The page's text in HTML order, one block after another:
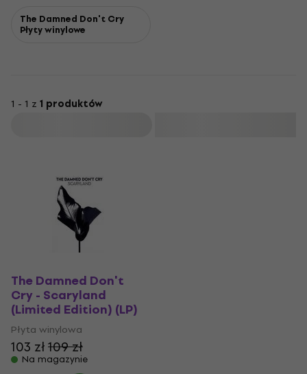
The Damned Don't Cry
Płyty winylowe
1 - 1 z 1 produktów
The Damned Don't
Cry - Scaryland
(Limited Edition) (LP)
Płyta winylowa
103 zł109 zł
Na magazynie